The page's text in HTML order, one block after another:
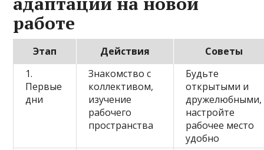
работе
Этап Действия
Советы
1.
Первые
дни
Знакомство с
коллективом,
изучение
рабочего
пространства
Будьте
открытыми и
дружелюбными,
настройте
рабочее место
удобно